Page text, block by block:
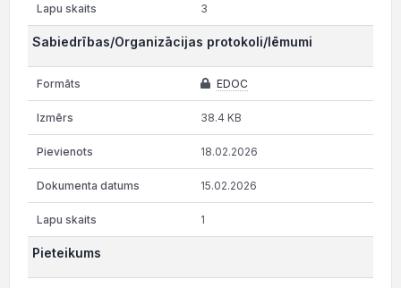
3
Sabiedrības/Organizācijas protokoli/lēmumi
EDOC
38.4 KB
18.02.2026
15.02.2026
1
Pieteikums